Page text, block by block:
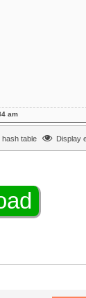
am
Display
hash table